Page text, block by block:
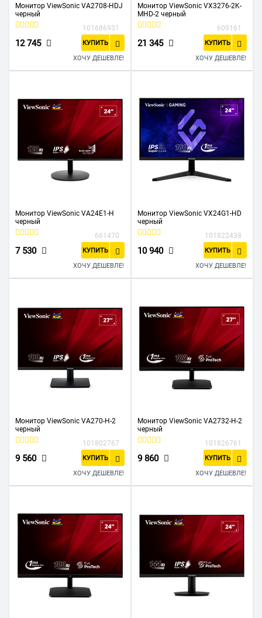
Монитор ViewSonic VA2708-HDJ
черный
101686931
12 745 КУПИТЬ
ХОЧУ ДЕШЕВЛЕ!
Монитор ViewSonic VX3276-2K-
MHD-2 черный
609161
21 345 КУПИТЬ
ХОЧУ ДЕШЕВЛЕ!
Монитор ViewSonic VA24E1-H
черный
661470
7 530 КУПИТЬ
ХОЧУ ДЕШЕВЛЕ!
Монитор ViewSonic VX24G1-HD
черный
101822438
10 940 КУПИТЬ
ХОЧУ ДЕШЕВЛЕ!
Монитор ViewSonic VA270-H-2
черный
101802767
9 560 КУПИТЬ
ХОЧУ ДЕШЕВЛЕ!
Монитор ViewSonic VA2732-H-2
черный
101826761
9 860 КУПИТЬ
ХОЧУ ДЕШЕВЛЕ!